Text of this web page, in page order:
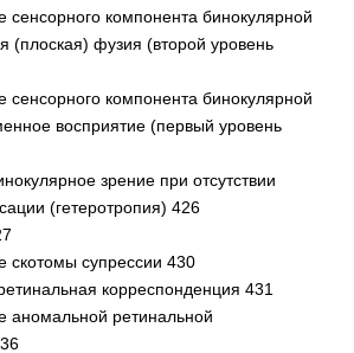
сенсорного компонента бинокулярной
(плоская) фузия (второй уровень
сенсорного компонента бинокулярной
восприятие (первый уровень
зрение при отсутствии
(гетеротропия) 426
скотомы супрессии 430
корреспонденция 431
аномальной ретинальной